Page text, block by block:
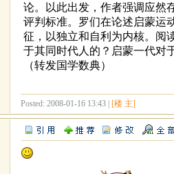
论。以此出发，作者强调应然
评判标准。罗们在论述启蒙运
征，以独立和自利为内核。阅
于其同时代人的？启蒙一代对
（转发国学数典）
Posted: 2008-01-16 13:43 | [楼 主]